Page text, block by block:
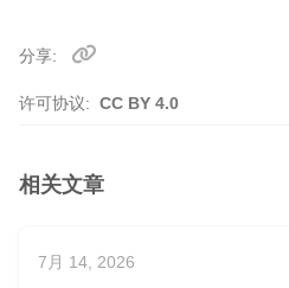
许可协议: CC BY 4.0
分享
相关文章
7月 14, 2026